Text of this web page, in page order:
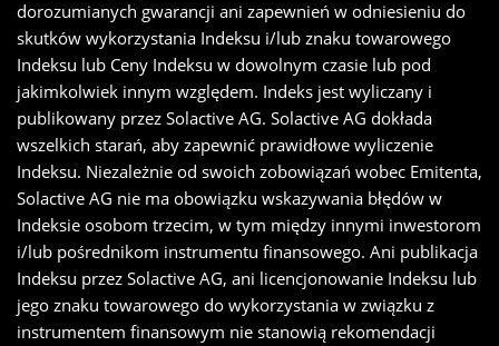
dorozumianych gwarancji ani zapewnień w odniesieniu do
skutków wykorzystania Indeksu i/lub znaku towarowego
Indeksu lub Ceny Indeksu w dowolnym czasie lub pod
jakimkolwiek innym względem. Indeks jest wyliczany i
publikowany przez Solactive AG. Solactive AG dokłada
wszelkich starań, aby zapewnić prawidłowe wyliczenie
Indeksu. Niezależnie od swoich zobowiązań wobec Emitenta,
Solactive AG nie ma obowiązku wskazywania błędów w
Indeksie osobom trzecim, w tym między innymi inwestorom
i/lub pośrednikom instrumentu finansowego. Ani publikacja
Indeksu przez Solactive AG, ani licencjonowanie Indeksu lub
jego znaku towarowego do wykorzystania w związku z
instrumentem finansowym nie stanowią rekomendacji